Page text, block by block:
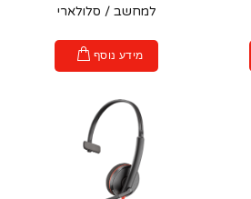
למחשב / סלולארי
מידע נוסף